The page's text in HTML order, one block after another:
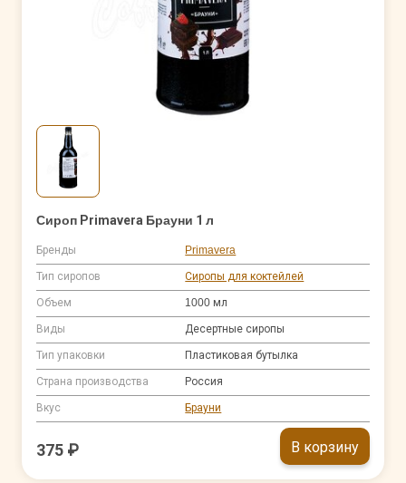
Сироп Primavera Брауни 1 л
Бренды Primavera
Тип сиропов Сиропы для коктейлей
Объем 1000 мл
Виды Десертные сиропы
Тип упаковки Пластиковая бутылка
Страна производства Россия
Вкус Брауни
375 ₽ В корзину